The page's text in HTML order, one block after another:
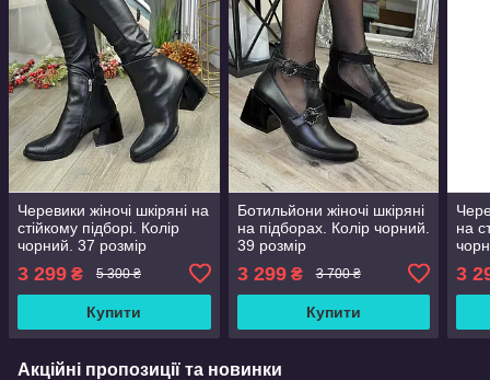
Черевики жіночі шкіряні на
стійкому підборі. Колір
чорний. 37 розмір
3 299 ₴ 5 300 ₴
Купити
Ботильйони жіночі шкіряні
на підборах. Колір чорний.
39 розмір
3 299₴ 3 700 ₴
Купити
на
3
Акційні пропозиції та новинки